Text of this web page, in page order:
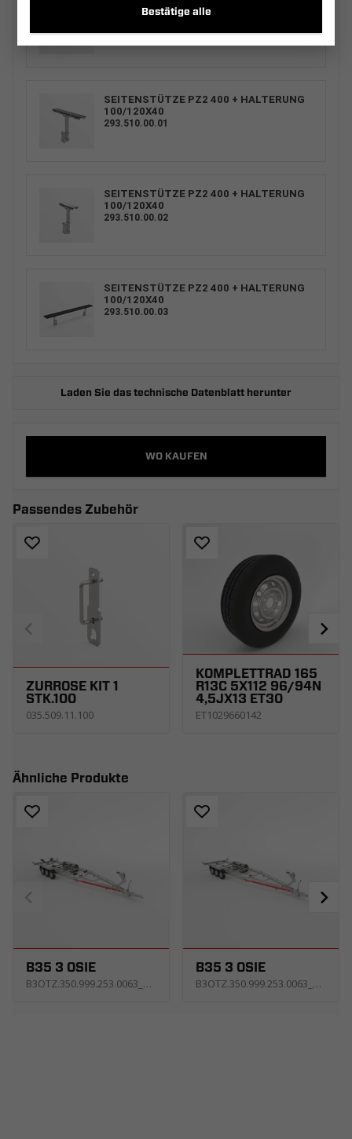
SEITENSTÜTZE PZ2 400 + HALTERUNG
100/120X40
SEITENSTÜTZE PZ2 400 + HALTERUNG
100/120X40
293.510.00.01
SEITENSTÜTZE PZ2 400 + HALTERUNG
100/120X40
293.510.00.02
SEITENSTÜTZE PZ2 400 + HALTERUNG
100/120X40
293.510.00.03
Laden Sie das technische Datenblatt herunter
WO KAUFEN
Passendes Zubehör
ZURRÖSE KIT 1
STK.100
035.509.11.100
KOMPLETTRAD 165
R13C 5X112 96/94N
4,5JX13 ET30
ET1029660142
Ähnliche Produkte
B35 3 OSIE
B3OTZ.350.999.253.0063_KR4E
B35 3 OSIE
B3OTZ.350.999.253.0063_KP4E
Bestätige alle